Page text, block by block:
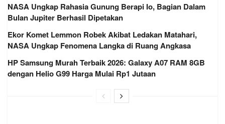
NASA Ungkap Rahasia Gunung Berapi Io, Bagian Dalam
Bulan Jupiter Berhasil Dipetakan
Ekor Komet Lemmon Robek Akibat Ledakan Matahari,
NASA Ungkap Fenomena Langka di Ruang Angkasa
HP Samsung Murah Terbaik 2026: Galaxy A07 RAM 8GB
dengan Helio G99 Harga Mulai Rp1 Jutaan